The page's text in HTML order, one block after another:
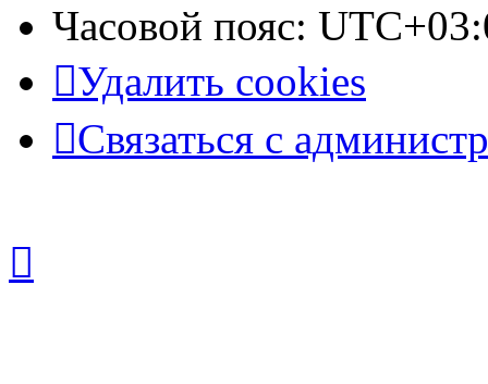
Часовой пояс:
Удалить cookies
Связаться с